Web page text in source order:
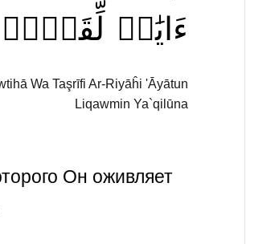
ءَايَٰتٞ لِّقَوۡمٖ
Wa Taşrīfi Ar-Riyāĥi 'Āyātun
Liqawmin Ya`qilūna
Он оживляет